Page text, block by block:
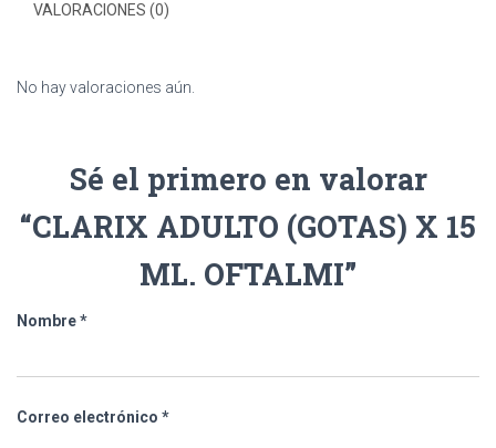
VALORACIONES (0)
No hay valoraciones aún.
Sé el primero en valorar
“CLARIX ADULTO (GOTAS) X 15
ML. OFTALMI”
Nombre*
Correo electrónico *